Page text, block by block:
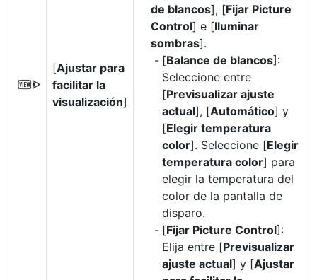
W
[Ajustar para
facilitar la
visualización]
de blancos], [Fijar Picture
Control] e [Iluminar
sombras].
[Balance de blancos]:
Seleccione entre
[Previsualizar ajuste
actual], [Automático] y
[Elegir temperatura
color]. Seleccione [Elegir
temperatura color] para
elegir la temperatura del
color de la pantalla de
disparo.
[Fijar Picture Control]:
Elija entre [Previsualizar
ajuste actual] y [Ajustar